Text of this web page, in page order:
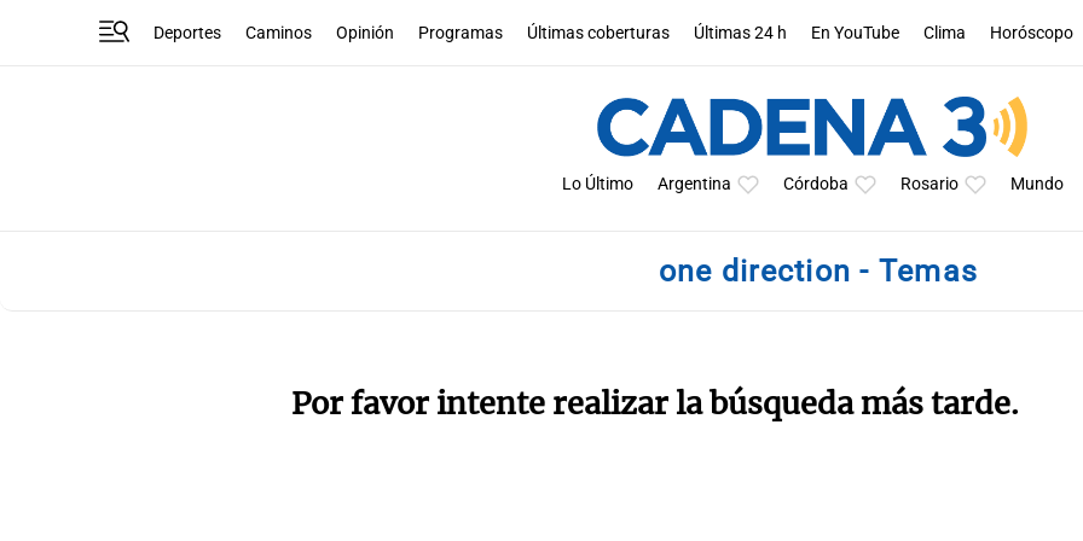
Deportes Caminos Opinión Programas Últimas coberturas Últimas 24 h En YouTube Clima Horóscopo
Lo Último Argentina Córdoba Rosario Mundo
one direction - Temas
Por favor intente realizar la búsqueda más tarde.